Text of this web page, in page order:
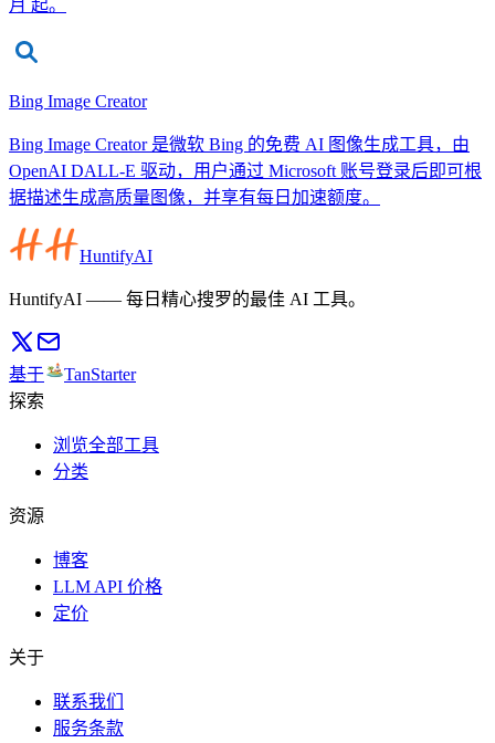
月 起。
Bing Image Creator
Bing Image Creator 是微软 Bing 的免费 AI 图像生成工具，由
OpenAI DALL-E 驱动，用户通过 Microsoft 账号登录后即可根
据描述生成高质量图像，并享有每日加速额度。
HuntifyAI
HuntifyAI —— 每日精心搜罗的最佳 AI 工具。
基于
TanStarter
探索
浏览全部工具
分类
资源
博客
LLM API 价格
定价
关于
联系我们
服务条款